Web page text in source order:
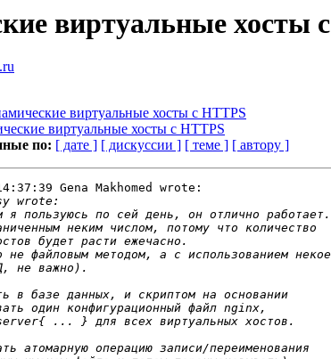
виртуальные хосты
виртуальные хосты с HTTPS
виртуальные хосты с HTTPS
по: [ дате ] [ дискуссии ] [ теме ] [ автору ]
Gena Makhomed wrote: